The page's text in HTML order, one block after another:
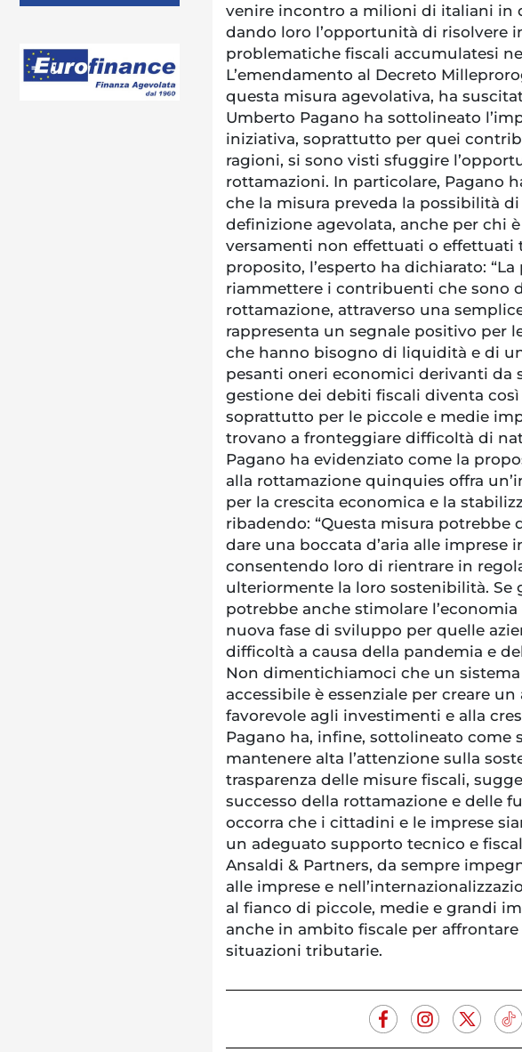
venire incontro a milioni di italiani in
dando loro l’opportunità di risolvere
problematiche fiscali accumulatesi
L’emendamento al Decreto
questa misura agevolativa, ha
Umberto Pagano ha sottolineato
iniziativa, soprattutto per quei
ragioni, si sono visti sfuggire
rottamazioni. In particolare, Pagano
che la misura preveda la possibilità
definizione agevolata, anche per chi
versamenti non effettuati o effettuati
proposito, l’esperto ha dichiarato:
riammettere i contribuenti che sono
rottamazione, attraverso una
rappresenta un segnale positivo per
che hanno bisogno di liquidità e di
pesanti oneri economici derivanti da
gestione dei debiti fiscali diventa così
soprattutto per le piccole e medie
trovano a fronteggiare difficoltà di
Pagano ha evidenziato come la
alla rottamazione quinquies offra
per la crescita economica e la
ribadendo: “Questa misura potrebbe
dare una boccata d’aria alle imprese
consentendo loro di rientrare in
ulteriormente la loro sostenibilità. Se
potrebbe anche stimolare
nuova fase di sviluppo per quelle
difficoltà a causa della pandemia e
Non dimentichiamoci che un
accessibile è essenziale per creare
favorevole agli investimenti e alla
Pagano ha, infine, sottolineato come
mantenere alta l’attenzione sulla
trasparenza delle misure fiscali,
successo della rottamazione e delle
occorra che i cittadini e le imprese
un adeguato supporto tecnico e
Ansaldi & Partners, da sempre
alle imprese e
al fianco di piccole, medie e grandi
anche in ambito fiscale per
situazioni tributarie.